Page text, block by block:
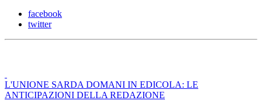
facebook
twitter
L'UNIONE SARDA DOMANI IN EDICOLA: LE
ANTICIPAZIONI DELLA REDAZIONE